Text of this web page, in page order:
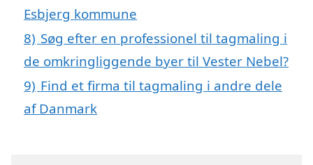
Esbjerg kommune
8) Søg efter en professionel til tagmaling i
de omkringliggende byer til Vester Nebel?
9) Find et firma til tagmaling i andre dele
af Danmark